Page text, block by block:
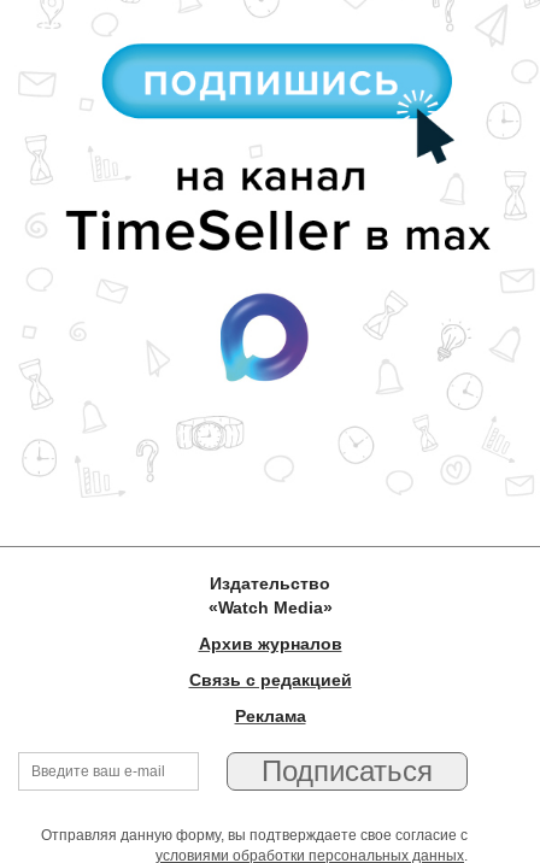
Издательство
«Watch Media»
Архив журналов
Связь с редакцией
Реклама
Отправляя данную форму, вы подтверждаете свое согласие с
условиями обработки персональных данных.